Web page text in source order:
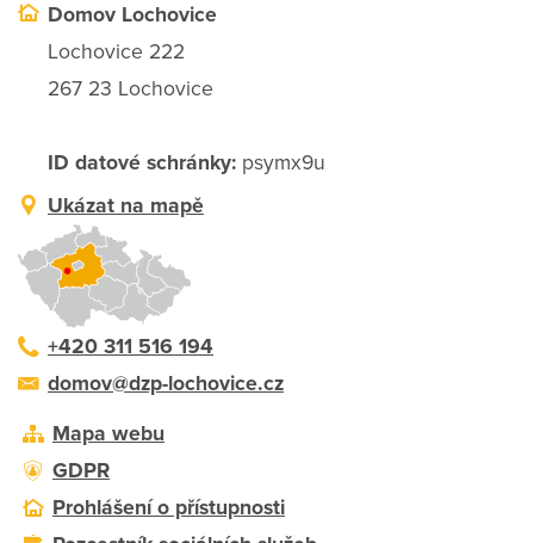
Domov Lochovice
Lochovice 222
267 23 Lochovice
ID datové schránky: psymx9u
Ukázat na mapě
+420 311 516 194
domov@dzp-lochovice.cz
Mapa webu
GDPR
Prohlášení o přístupnosti